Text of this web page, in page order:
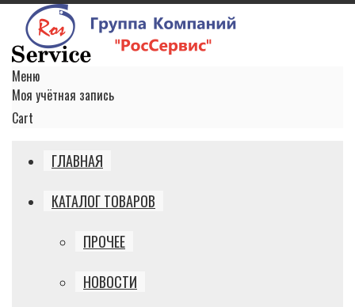
Меню
Моя учётная запись
Cart
ГЛАВНАЯ
КАТАЛОГ ТОВАРОВ
ПРОЧЕЕ
НОВОСТИ